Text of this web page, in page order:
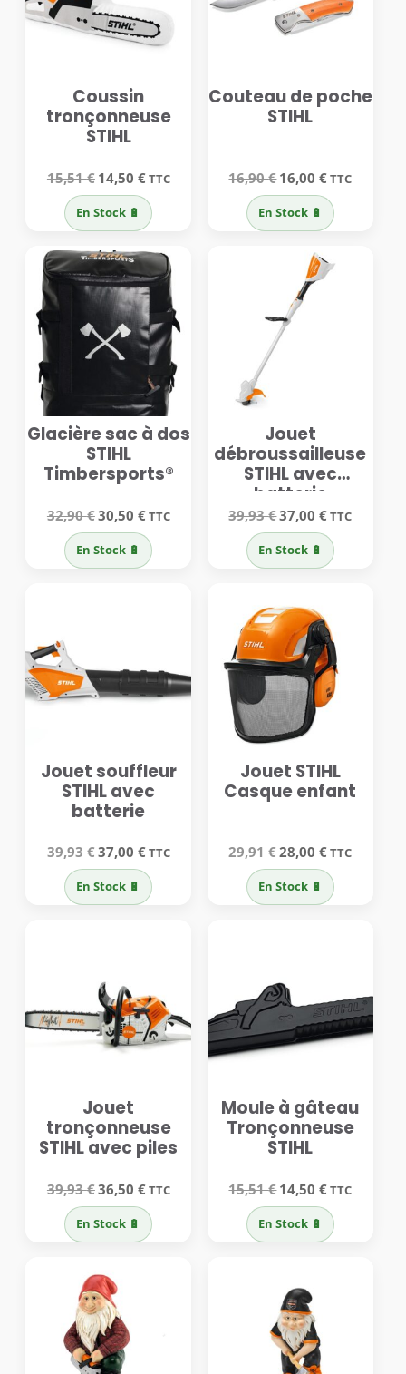
Coussin
tronçonneuse
STIHL
15,51€ Le
prix
initial
était :
15,51 €.
14,50 €Le
actuel
est :
14,50 €.
TTC
En Stock 🔋
Couteau de poche
STIHL
16,90€Le
prix
initial
était :
16,90 €.
16,00€Le
actuel
est :
16,00 €.
TTC
En Stock 🔋
Glacière sac à dos
STIHL
Timbersports®
32,90€ Le
prix
initial
était :
32,90 €.
30,50 €Le
actuel
est :
30,50 €.
TTC
En Stock 🔋
Jouet
débroussailleuse
STIHL avec
batterie
39,93€Le
prix
initial
était :
39,93 €.
37,00€Le
actuel
est :
37,00 €.
TTC
En Stock 🔋
Jouet souffleur
STIHL avec
batterie
39,93€ Le
initial
était :
39,93 €.
37,00 €Le
actuel
est :
TTC
En Stock 🔋
Jouet STIHL
Casque enfant
29,91€Le
initial
était :
29,91 €.
28,00€Le
actuel
est :
TTC
En Stock 🔋
Jouet
tronçonneuse
STIHL avec piles
39,93€ Le
prix
initial
était :
39,93 €.
36,50 €Le
actuel
est :
36,50 €.
TTC
En Stock 🔋
Moule à gâteau
Tronçonneuse
STIHL
15,51€Le
prix
initial
était :
15,51 €.
14,50€Le
actuel
est :
14,50 €.
TTC
En Stock 🔋